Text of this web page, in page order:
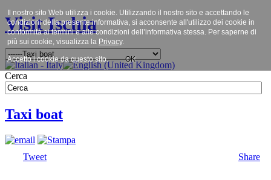
Visit Ischia
Cerca
Taxi boat
Tweet Share
Il nostro sito Web utilizza i cookie. Utilizzando il nostro sito e accettando le
condizioni della presente informativa, si acconsente all'utilizzo dei cookie in
conformità ai termini e alle condizioni dell’informativa stessa. Per saperne di
più sui cookie, visualizza la Privacy.
Accetto i cookie da questo sito. OK